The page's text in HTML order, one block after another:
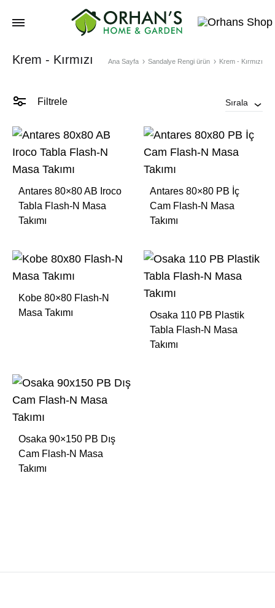
Home
Krem - Kırmızı Ana Sayfa Sandalye Rengi ürün Krem - Kırmızı
Filtrele Sırala
Antares 80×80 AB Iroco
Tabla Flash-N Masa
Takımı
Antares 80×80 PB İç
Cam Flash-N Masa
Takımı
Kobe 80×80 Flash-N
Masa Takımı
Osaka 110 PB Plastik
Tabla Flash-N Masa
Takımı
Osaka 90×150 PB Dış
Cam Flash-N Masa
Takımı